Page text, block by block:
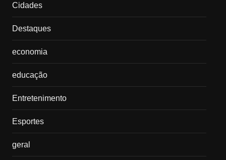
Cidades
Destaques
economia
educação
Entretenimento
Esportes
geral